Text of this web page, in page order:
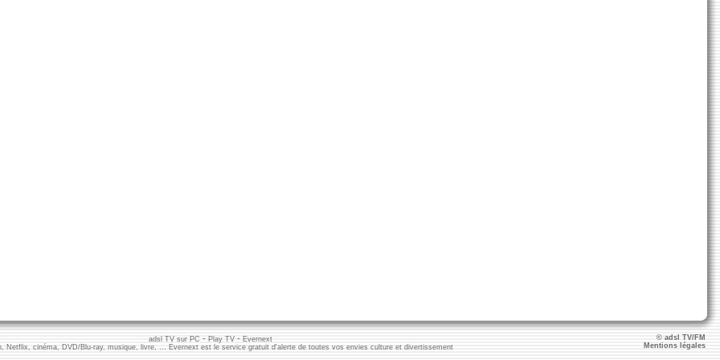
adsl TV sur PC - Play TV- Evernext
Netflix, cinéma, DVD/Blu-ray, musique, livre, … Evernext est le service gratuit d'alerte de toutes vos envies culture et divertissement
© adsl TV/FM
Mentions légales